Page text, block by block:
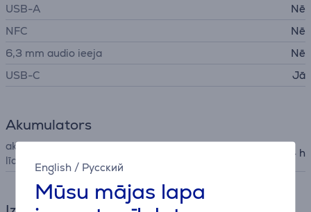
English / Русский
Mūsu mājas lapa
USB-A
Nē
NFC
Nē
6,3 mm audio ieeja
Nē
USB-C
Jā
Akumulators
akumulatora darbības ilgums
līdz
24 h